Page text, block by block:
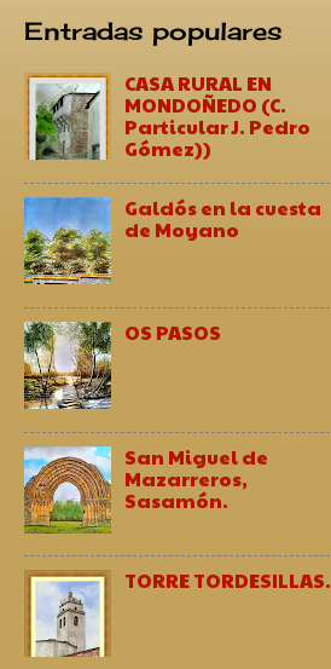
Entradas populares
CASA RURAL EN
MONDOÑEDO (C.
Particular J. Pedro
Gómez))
Galdós en la cuesta
de Moyano
OS PASOS
San Miguel de
Mazarreros,
Sasamón.
TORRE TORDESILLAS.